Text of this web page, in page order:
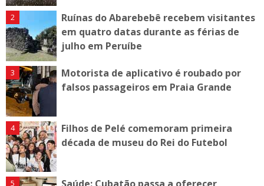
Ruínas do Abarebebê recebem visitantes
em quatro datas durante as férias de
julho em Peruíbe
Motorista de aplicativo é roubado por
falsos passageiros em Praia Grande
Filhos de Pelé comemoram primeira
década de museu do Rei do Futebol